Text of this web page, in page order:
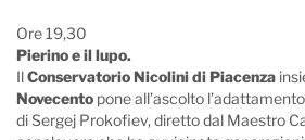
Ore 19,30
Pierino e il lupo.
IlConservatorio Nicolini di Piacenza
Novecento pone all’ascolto
di Sergej Prokofiev, diretto dal Maestro